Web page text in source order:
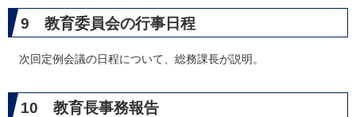
9 教育委員会の行事日程
次回定例会議の日程について、総務課長が説明。
10 教育長事務報告